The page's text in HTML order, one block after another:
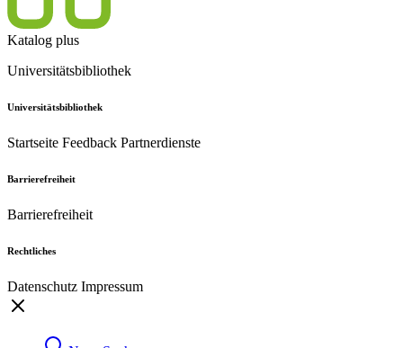
Katalog plus
Universitätsbibliothek
Universitätsbibliothek
Startseite Feedback Partnerdienste
Barrierefreiheit
Barrierefreiheit
Rechtliches
Datenschutz Impressum